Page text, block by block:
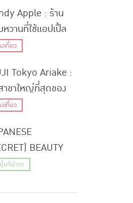
Apple : ร้าน
วานที่ใช้แอปเปิ้ล
พรีเมียมทั้งลูกมา
อร่อยในย่านไดคัง
เที่ยว
Tokyo Ariake :
าขาใหญ่ที่สุดของ
คคันโตเปิดให้
เที่ยว
BEAUTY
WITH TSURUHA
ญี่ปุ่น | EP.2
จิปาถะ